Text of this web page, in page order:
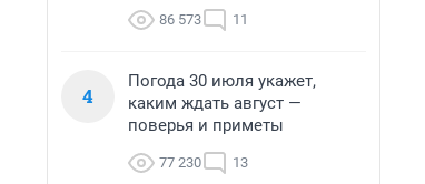
86 573 11
4
Погода 30 июля укажет,
каким ждать август —
поверья и приметы
77 230 13